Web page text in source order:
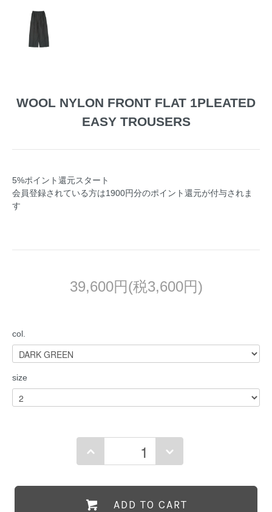
WOOL NYLON FRONT FLAT 1PLEATED
EASY TROUSERS
5%ポイント還元スタート
会員登録されている方は1900円分のポイント還元が付与されま
す
39,600円(税3,600円)
col.
size
ADD TO CART